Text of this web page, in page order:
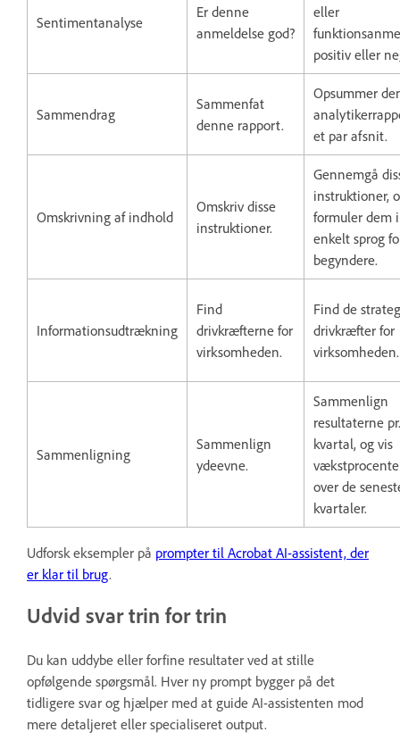
Sentimentanalyse
Er denne
anmeldelse god?
eller
positiv eller
Sammendrag
Sammenfat
denne rapport.
Opsummer
et par afsnit.
Omskrivning af indhold
Omskriv disse
instruktioner.
Gennemgå
instruktioner,
formuler dem
enkelt sprog
begyndere.
Informationsudtrækning
Find
drivkræfterne for
virksomheden.
Find de
drivkræfter for
virksomheden.
Sammenligning
Sammenlign
ydeevne.
Sammenlign
resultaterne pr.
kvartal, og vis
over de
kvartaler.
Udforsk eksempler på prompter til Acrobat AI-assistent, der
er klar til brug.
Udvid svar trin for trin
Du kan uddybe eller forfine resultater ved at stille
opfølgende spørgsmål. Hver ny prompt bygger på det
tidligere svar og hjælper med at guide AI-assistenten mod
mere detaljeret eller specialiseret output.